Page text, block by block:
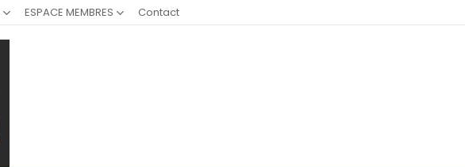
ESPACE MEMBRES Contact